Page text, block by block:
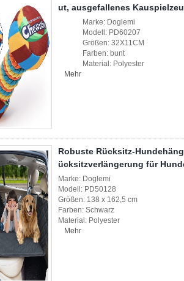
ut, ausgefallenes
Marke: Doglemi
Modell: PD60207
Größen: 32X11CM
Farben: bunt
Material: Polyester
Mehr
Robuste Rücksitz-
ücksitzverlängerung für
Marke: Doglemi
Modell: PD50128
Größen: 138 x 162,5 cm
Farben: Schwarz
Material: Polyester
Mehr